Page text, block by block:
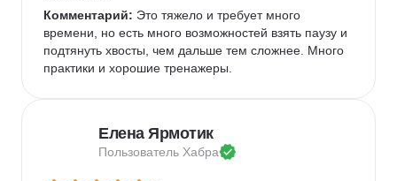
Комментарий: Это тяжело и требует много
времени, но есть много возможностей взять паузу и
подтянуть хвосты, чем дальше тем сложнее. Много
практики и хорошие тренажеры.
Елена Ярмотик
Пользователь Хабра